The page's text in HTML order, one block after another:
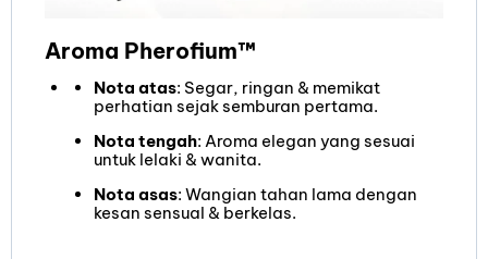
Aroma Pherofium™
Nota atas: Segar, ringan & memikat
perhatian sejak semburan pertama.
Nota tengah: Aroma elegan yang sesuai
untuk lelaki & wanita.
Nota asas: Wangian tahan lama dengan
kesan sensual & berkelas.